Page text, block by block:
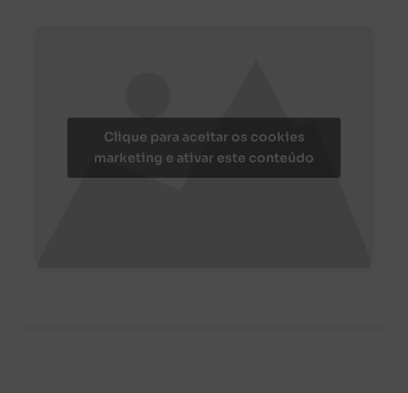
Clique para aceitar os cookies
marketing e ativar este conteúdo